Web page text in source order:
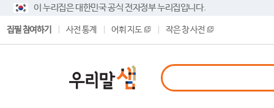
이 누리집은 대한민국 공식 전자정부 누리집입니다.
집필 참여하기 사전 통계 어휘 지도 작은 창 사전